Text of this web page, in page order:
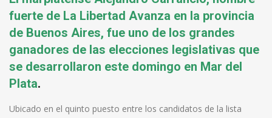
fuerte de La Libertad Avanza en la provincia
de Buenos Aires, fue uno de los grandes
ganadores de las elecciones legislativas que
se desarrollaron este domingo en Mar del
Plata.
Ubicado en el quinto puesto entre los candidatos de la lista